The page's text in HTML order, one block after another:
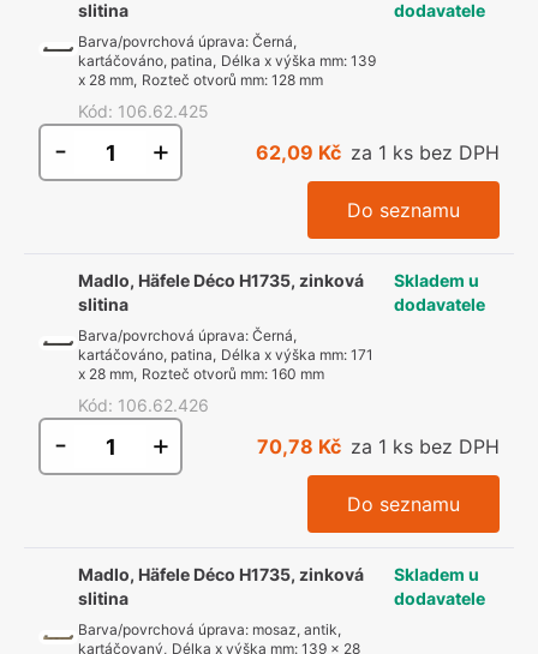
slitina
Barva/povrchová úprava:Černá,
kartáčováno, patina, Délka x výška mm:139
x 28 mm, Rozteč otvorů mm:128 mm
Kód: 106.62.425
dodavatele
- + 62,09 Kč za 1 ks bez DPH
Do seznamu
Madlo, Häfele Déco H1735, zinková
slitina
Barva/povrchová úprava:Černá,
kartáčováno, patina, Délka x výška mm:171
x 28 mm, Rozteč otvorů mm:160 mm
Kód: 106.62.426
Skladem u
dodavatele
- + 70,78 Kč za 1 ks bez DPH
Do seznamu
Madlo, Häfele Déco H1735, zinková
slitina
Barva/povrchová úprava: mosaz, antik,
kartáčovaný, Délka x výška mm:139 x 28
Skladem u
dodavatele